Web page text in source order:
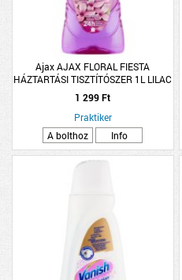
Ajax AJAX FLORAL FIESTA
HÁZTARTÁSI TISZTÍTÓSZER 1L LILAC
BREEZE
1 299 Ft
Praktiker
A bolthoz
Info